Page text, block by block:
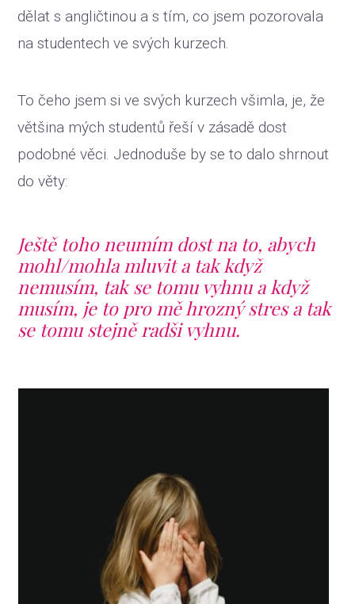
dělat s angličtinou a s tím, co jsem pozorovala
na studentech ve svých kurzech.
To čeho jsem si ve svých kurzech všimla, je, že
většina mých studentů řeší v zásadě dost
podobné věci. Jednoduše by se to dalo shrnout
do věty:
Ještě toho neumím dost na to, abych
mohl/mohla mluvit a tak když
nemusím, tak se tomu vyhnu a když
musím, je to pro mě hrozný stres a tak
se tomu stejně radši vyhnu.